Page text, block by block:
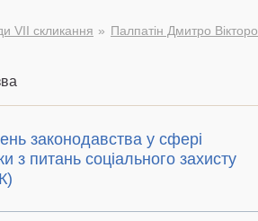
VII скликання Палпатін Дмитро
законодавства у сфері
з питань соціального захисту